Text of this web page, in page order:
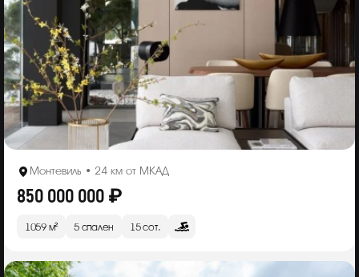
Монтевиль • 24 км от МКАД
850 000 000 ₽
1059 м² 5 спален 15 сот.